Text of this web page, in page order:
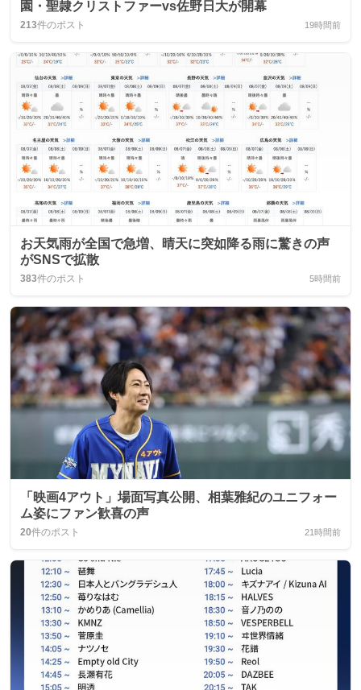
園・聖隷クリストファーvs佐野日大が開幕
213件のポスト 19時間前
お天気雨が全国で急増、晴天に突如降る雨に驚きの声
がSNSで拡散
383件のポスト 5時間前
「映画4アウト」場面写真公開、相葉雅紀のユニフォー
ム姿にファン歓喜の声
20件のポスト 21時間前